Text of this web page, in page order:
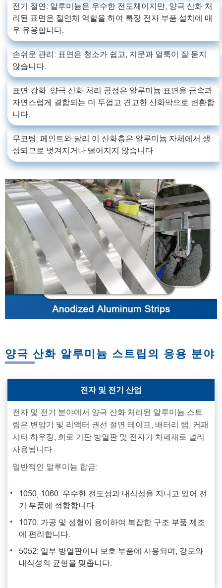
전기 절연: 알루미늄은 우수한 전도체이지만, 양극 산화 처
리된 표면은 절연체 역할을 하여 특정 전자 부품 설치에 매
우 유용합니다.
손쉬운 관리: 표면은 청소가 쉽고, 지문과 얼룩이 잘 묻지
않습니다.
표면 강화: 양극 산화 처리 공정은 알루미늄 표면을 금속과
자연스럽게 결합되는 더 두껍고 견고한 산화막으로 변환합
니다.
무코팅: 페인트와 달리 이 산화층은 알루미늄 자체에서 생
성되므로 벗겨지거나 떨어지지 않습니다.
양극 산화 알루미늄 스트립의 응용 분야
전자 및 전기 산업
전자 및 전기 분야에서 양극 산화 처리된 알루미늄 스트
립은 변압기 및 리액터 권선 절연 테이프, 배터리 탭, 커패
시터 하우징, 회로 기판 방열판 및 전자기 차폐재로 널리
사용됩니다.
일반적인 알루미늄 합금:
1050, 1060: 우수한 전도성과 내식성을 지니고 있어 전
기 부품에 적합합니다.
1070: 가공 및 성형이 용이하여 복잡한 구조 부품 제조
에 편리합니다.
5052: 일부 방열판이나 보호 부품에 사용되며, 강도와
내식성의 균형을 맞춥니다.